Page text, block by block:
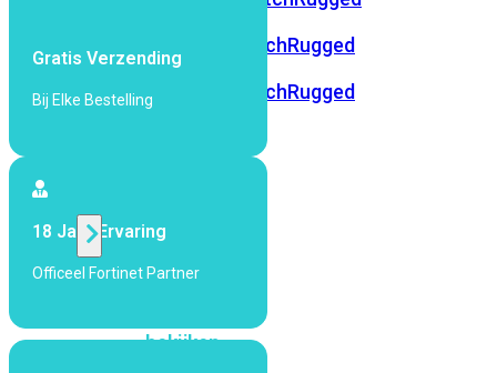
FortiSwitchRugged
216F-
POE
FortiSwitchRugged
424F-
Alle
bekijken
Gratis Verzending
Bij Elke Bestelling
18 Jaar Ervaring
Officeel Fortinet Partner